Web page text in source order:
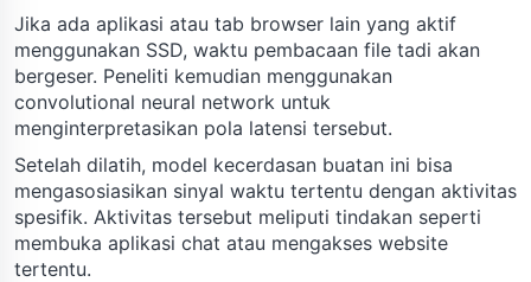
Jika ada aplikasi atau tab browser lain yang aktif
menggunakan SSD, waktu pembacaan file tadi akan
bergeser. Peneliti kemudian menggunakan
convolutional neural network untuk
menginterpretasikan pola latensi tersebut.
Setelah dilatih, model kecerdasan buatan ini bisa
mengasosiasikan sinyal waktu tertentu dengan aktivitas
spesifik. Aktivitas tersebut meliputi tindakan seperti
membuka aplikasi chat atau mengakses website
tertentu.